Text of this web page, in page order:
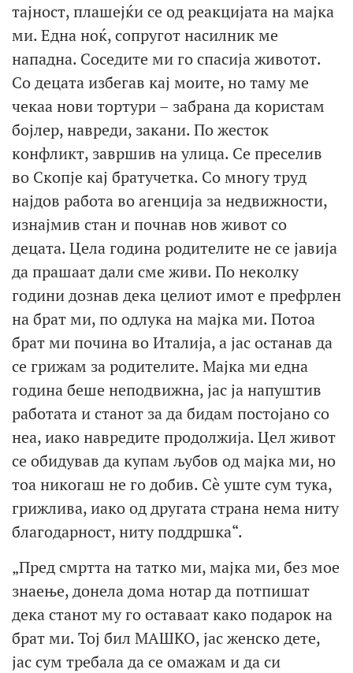
тајност, плашејќи се од реакцијата на мајка
ми. Една ноќ, сопругот насилник ме
нападна. Соседите ми го спасија животот.
Со децата избегав кај моите, но таму ме
чекаа нови тортури – забрана да користам
бојлер, навреди, закани. По жесток
конфликт, завршив на улица. Се преселив
во Скопје кај братучетка. Со многу труд
најдов работа во агенција за недвижности,
изнајмив стан и почнав нов живот со
децата. Цела година родителите не се јавија
да прашаат дали сме живи. По неколку
години дознав дека целиот имот е префрлен
на брат ми, по одлука на мајка ми. Потоа
брат ми почина во Италија, а јас останав да
се грижам за родителите. Мајка ми една
година беше неподвижна, јас ја напуштив
работата и станот за да бидам постојано со
неа, иако навредите продолжија. Цел живот
се обидував да купам љубов од мајка ми, но
тоа никогаш не го добив. Сè уште сум тука,
грижлива, иако од другата страна нема ниту
благодарност, ниту поддршка“.
„Пред смртта на татко ми, мајка ми, без мое
знаење, донела дома нотар да потпишат
дека станот му го оставаат како подарок на
брат ми. Тој бил МАШКО, јас женско дете,
јас сум требала да се омажам и да си